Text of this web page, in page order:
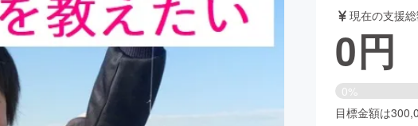
音楽 舞台・パフォーマンス
ゲーム・サービス開発
書籍・雑誌出版 アニメ・漫画
現在の支援
0円
0%
目標金額は